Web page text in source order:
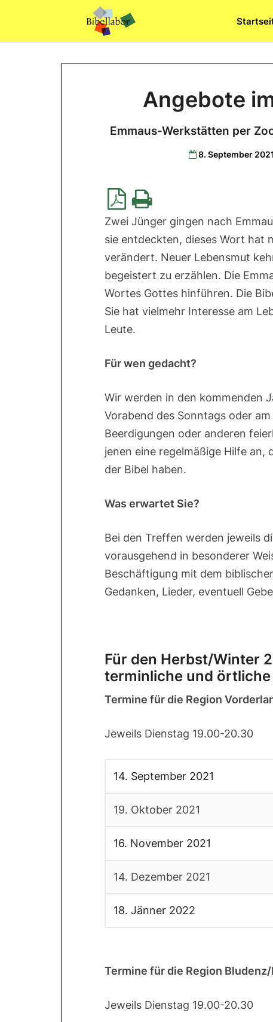
content
Angebote
Emmaus-Werkstätten per
8. September 2021
Zwei Jünger gingen nach
sie entdeckten, dieses Wort hat
verändert. Neuer Lebensmut
begeistert zu erzählen. Die
Wortes Gottes hinführen. Die
Sie hat vielmehr Interesse am
Leute.
Für wen gedacht?
Wir werden in den kommenden
Vorabend des Sonntags oder
Beerdigungen oder anderen
jenen eine regelmäßige Hilfe
der Bibel haben.
Was erwartet Sie?
Bei den Treffen werden jeweils
vorausgehend in besonderer
Beschäftigung mit dem
Gedanken, Lieder, eventuell
Für den Herbst/Winter
terminliche und
Termine für die Region
Jeweils Dienstag 19.00-20.30
14. September 2021
19. Oktober 2021
16. November 2021
14. Dezember 2021
18. Jänner 2022
Termine für die Region
Jeweils Dienstag 19.00-20.30